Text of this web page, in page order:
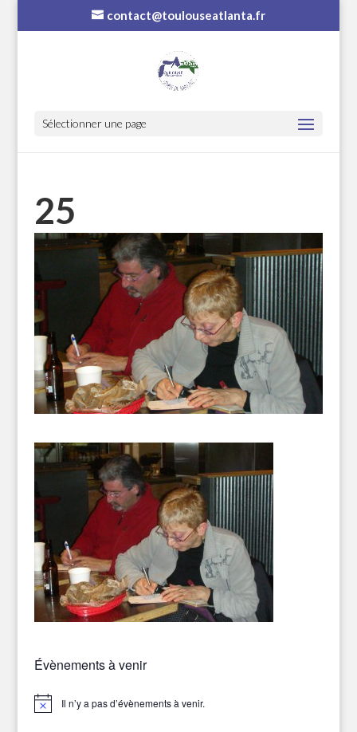
contact@toulouseatlanta.fr
Sélectionner une page
25
Évènements à venir
Notice Il n’y a pas d’évènements à venir.